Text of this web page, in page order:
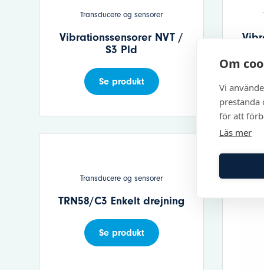
Transducere og sensorer
Vibrationssensorer NVT /
S3 Pld
Se produkt
Transducere og sensorer
TRN58/C3 Enkelt drejning
Se produkt
Om
Vi
prestanda
för att
Läs mer